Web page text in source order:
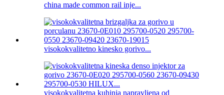
china made common rail inje...
visokokvalitetno kinesko gorivo...
visokokvalitetna kuhinja napravljena od